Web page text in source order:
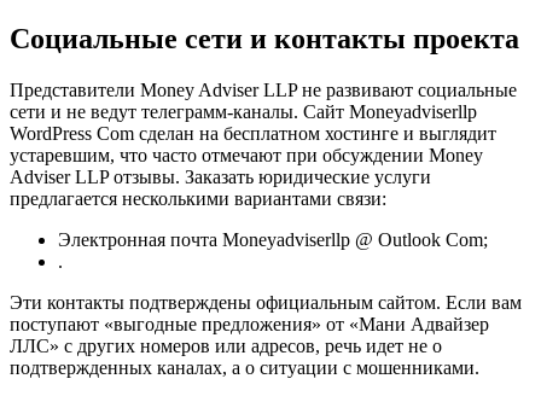
Социальные сети и контакты проекта
Представители Money Adviser LLP не развивают социальные
сети и не ведут телеграмм-каналы. Сайт Moneyadviserllp
WordPress Com сделан на бесплатном хостинге и выглядит
устаревшим, что часто отмечают при обсуждении Money
Adviser LLP отзывы. Заказать юридические услуги
предлагается несколькими вариантами связи:
Электронная почта Moneyadviserllp @ Outlook Com;
.
Эти контакты подтверждены официальным сайтом. Если вам
поступают «выгодные предложения» от «Мани Адвайзер
ЛЛС» с других номеров или адресов, речь идет не о
подтвержденных каналах, а о ситуации с мошенниками.